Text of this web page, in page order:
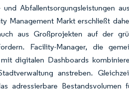
Abfallentsorgungsleistungen
Management Markt erschließt
aus Großprojekten auf der
Facility-Manager, die
digitalen Dashboards
anstreben.
adressierbare